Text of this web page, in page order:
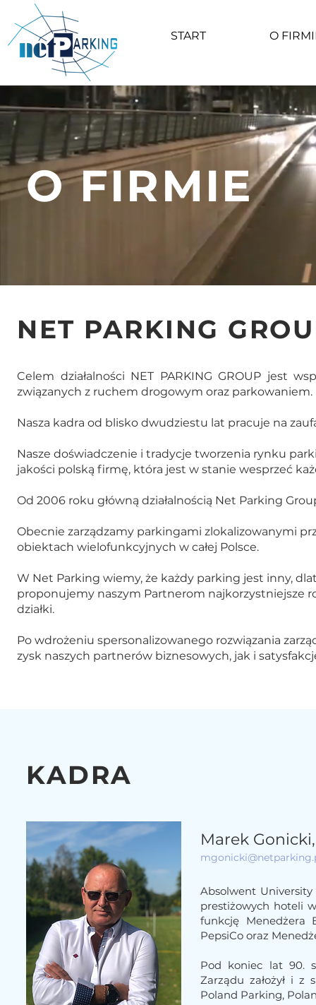
START O
O FIRMIE
NET PARKING
Celem działalności NET PARKING GROUP jest
związanych z ruchem drogowym oraz parkowaniem.
Nasza kadra od blisko dwudziestu lat pracuje na
Nasze doświadczenie i tradycje tworzenia rynku
jakości polską firmę, która jest w stanie wesprzeć
Od 2006 roku główną działalnością Net Parking
Obecnie zarządzamy parkingami zlokalizowanymi
obiektach wielofunkcyjnych w całej Polsce.
W Net Parking wiemy, że każdy parking jest inny,
proponujemy naszym Partnerom najkorzystniejsze
działki.
Po wdrożeniu spersonalizowanego rozwiązania
zysk naszych partnerów biznesowych, jak i
KADRA
Marek
Absolwent
prestiżowych hoteli
funkcję Menedżera
PepsiCo oraz
Pod koniec lat 90.
Zarządu założył i
Poland Parking,